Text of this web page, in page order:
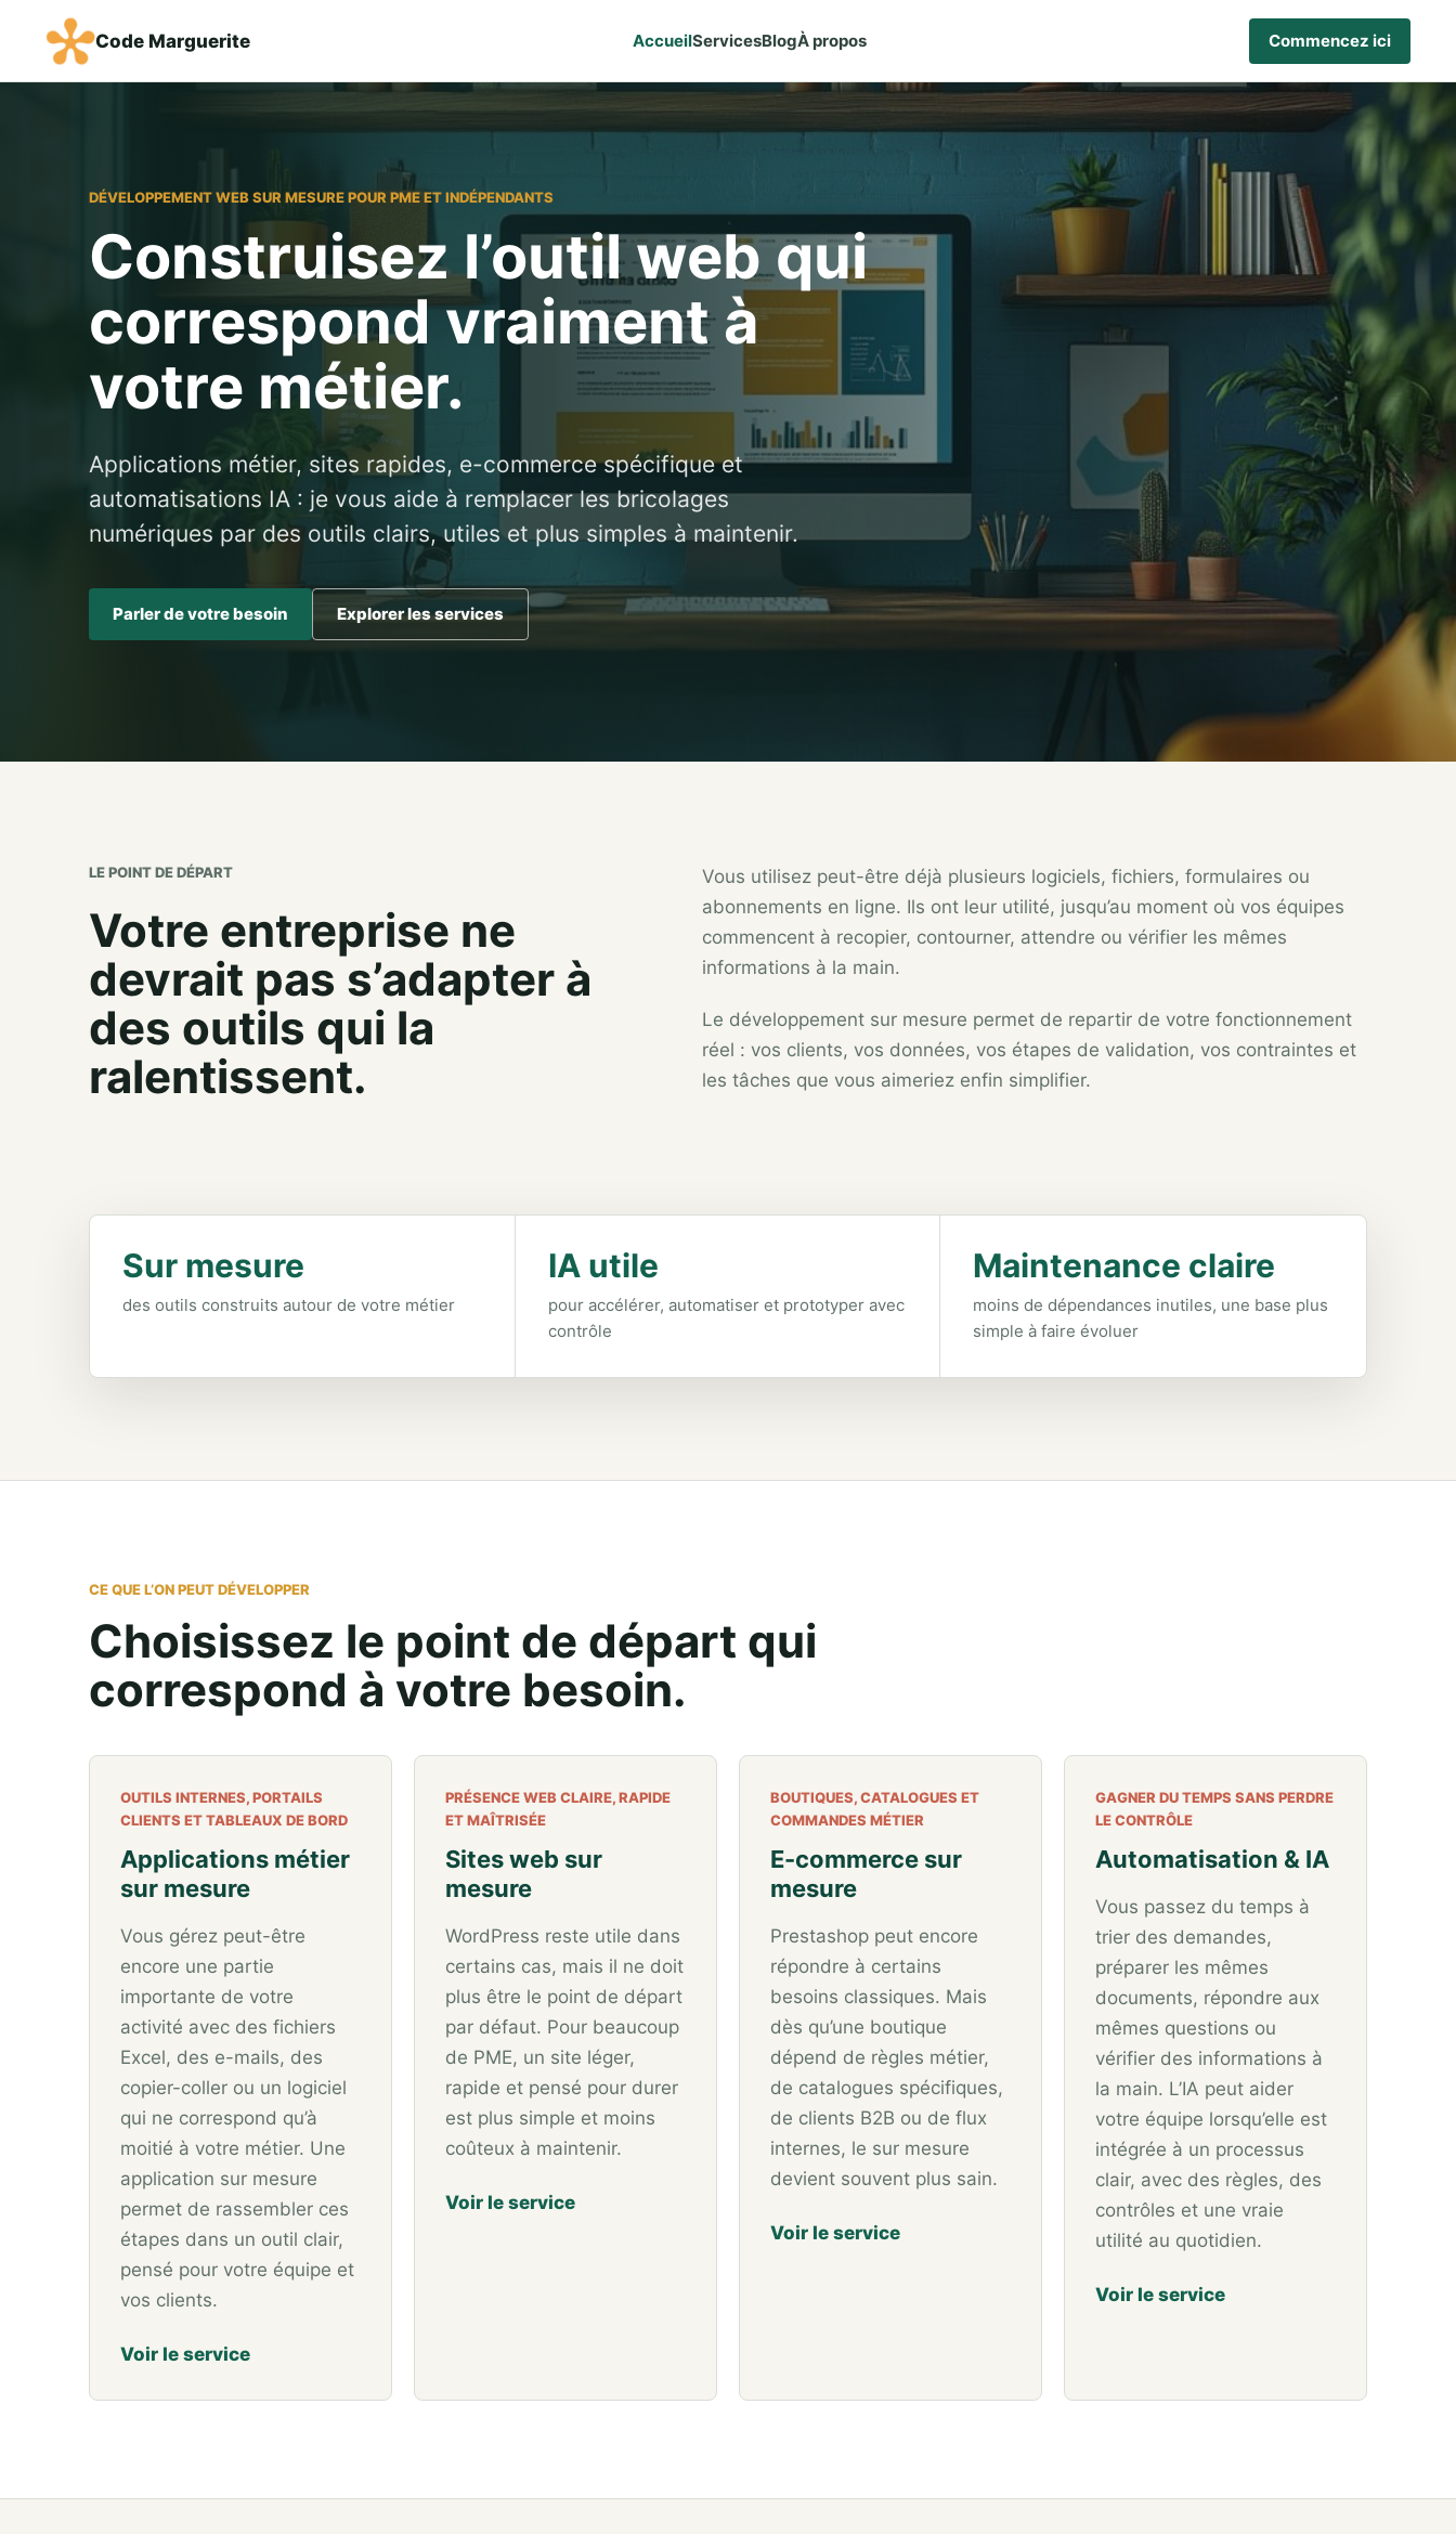
Code Marguerite AccueilServicesBlogÀ propos Commencez ici
DÉVELOPPEMENT WEB SUR MESURE POUR PME ET INDÉPENDANTS
Construisez l’outil web qui
correspond vraiment à
votre métier.
Applications métier, sites rapides, e-commerce spécifique et
automatisations IA : je vous aide à remplacer les bricolages
numériques par des outils clairs, utiles et plus simples à maintenir.
Parler de votre besoin Explorer les services
LE POINT DE DÉPART
Votre entreprise ne
devrait pas s’adapter à
des outils qui la
ralentissent.
Vous utilisez peut-être déjà plusieurs logiciels, fichiers, formulaires ou
abonnements en ligne. Ils ont leur utilité, jusqu’au moment où vos équipes
commencent à recopier, contourner, attendre ou vérifier les mêmes
informations à la main.
Le développement sur mesure permet de repartir de votre fonctionnement
réel : vos clients, vos données, vos étapes de validation, vos contraintes et
les tâches que vous aimeriez enfin simplifier.
Sur mesure
des outils construits autour de votre métier
IA utile
pour accélérer, automatiser et prototyper avec
contrôle
Maintenance claire
moins de dépendances inutiles, une base plus
simple à faire évoluer
CE QUE L’ON PEUT DÉVELOPPER
Choisissez le point de départ qui
correspond à votre besoin.
OUTILS INTERNES, PORTAILS
CLIENTS ET TABLEAUX DE BORD
Applications métier
sur mesure
Vous gérez peut-être
encore une partie
importante de votre
activité avec des fichiers
Excel, des e-mails, des
copier-coller ou un logiciel
qui ne correspond qu’à
moitié à votre métier. Une
application sur mesure
permet de rassembler ces
étapes dans un outil clair,
pensé pour votre équipe et
vos clients.
Voir le service
PRÉSENCE WEB CLAIRE, RAPIDE
ET MAÎTRISÉE
Sites web sur
mesure
WordPress reste utile dans
certains cas, mais il ne doit
plus être le point de départ
par défaut. Pour beaucoup
de PME, un site léger,
rapide et pensé pour durer
est plus simple et moins
coûteux à maintenir.
Voir le service
BOUTIQUES, CATALOGUES ET
COMMANDES MÉTIER
E-commerce sur
mesure
Prestashop peut encore
répondre à certains
besoins classiques. Mais
dès qu’une boutique
dépend de règles métier,
de catalogues spécifiques,
de clients B2B ou de flux
internes, le sur mesure
devient souvent plus sain.
Voir le service
GAGNER DU TEMPS SANS PERDRE
LE CONTRÔLE
Automatisation & IA
Vous passez du temps à
trier des demandes,
préparer les mêmes
documents, répondre aux
mêmes questions ou
vérifier des informations à
la main. L’IA peut aider
votre équipe lorsqu’elle est
intégrée à un processus
clair, avec des règles, des
contrôles et une vraie
utilité au quotidien.
Voir le service